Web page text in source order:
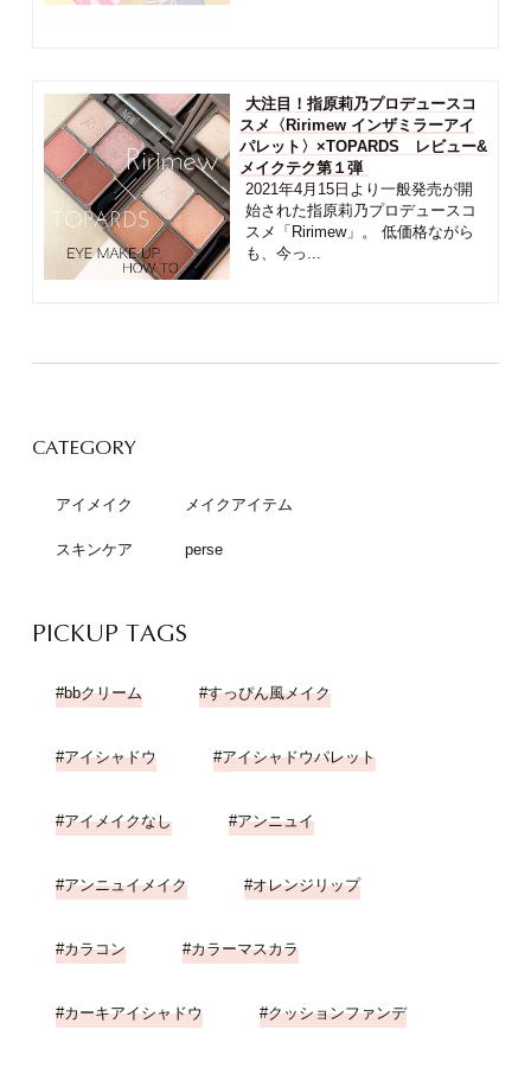
大注目！指原莉乃プロデュースコ
スメ〈Ririmew インザミラーアイ
パレット〉×TOPARDS レビュー&
メイクテク第１弾
2021年4月15日より一般発売が開
始された指原莉乃プロデュースコ
スメ「Ririmew」。 低価格ながら
も、今っ...
CATEGORY
アイメイク メイクアイテム
スキンケア perse
PICKUP TAGS
bbクリーム すっぴん風メイク
アイシャドウ アイシャドウパレット
アイメイクなし アンニュイ
アンニュイメイク オレンジリップ
カラコン カラーマスカラ
カーキアイシャドウ クッションファンデ